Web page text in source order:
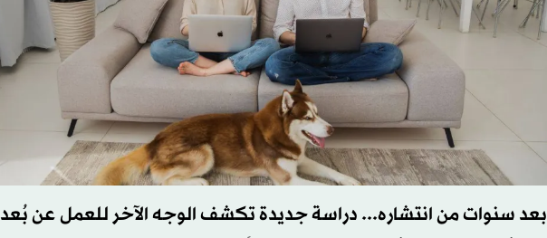
بعد سنوات من انتشاره... دراسة جديدة تكشف الوجه الآخر للعمل عن بُعد